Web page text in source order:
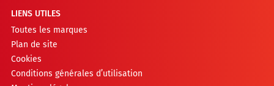
LIENS UTILES
Toutes les marques
Plan de site
Cookies
Conditions générales d’utilisation